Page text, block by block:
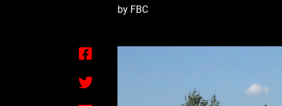
by FBC